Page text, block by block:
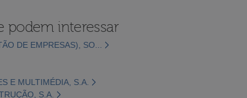
podem interessar
DE EMPRESAS), SO...
E MULTIMÉDIA, S.A.
S.A.